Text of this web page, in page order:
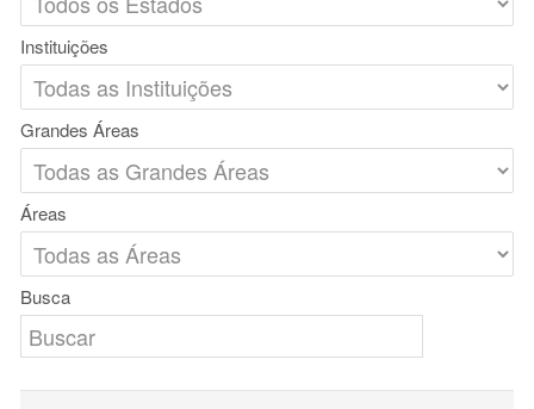
Instituições
Grandes Áreas
Áreas
Busca